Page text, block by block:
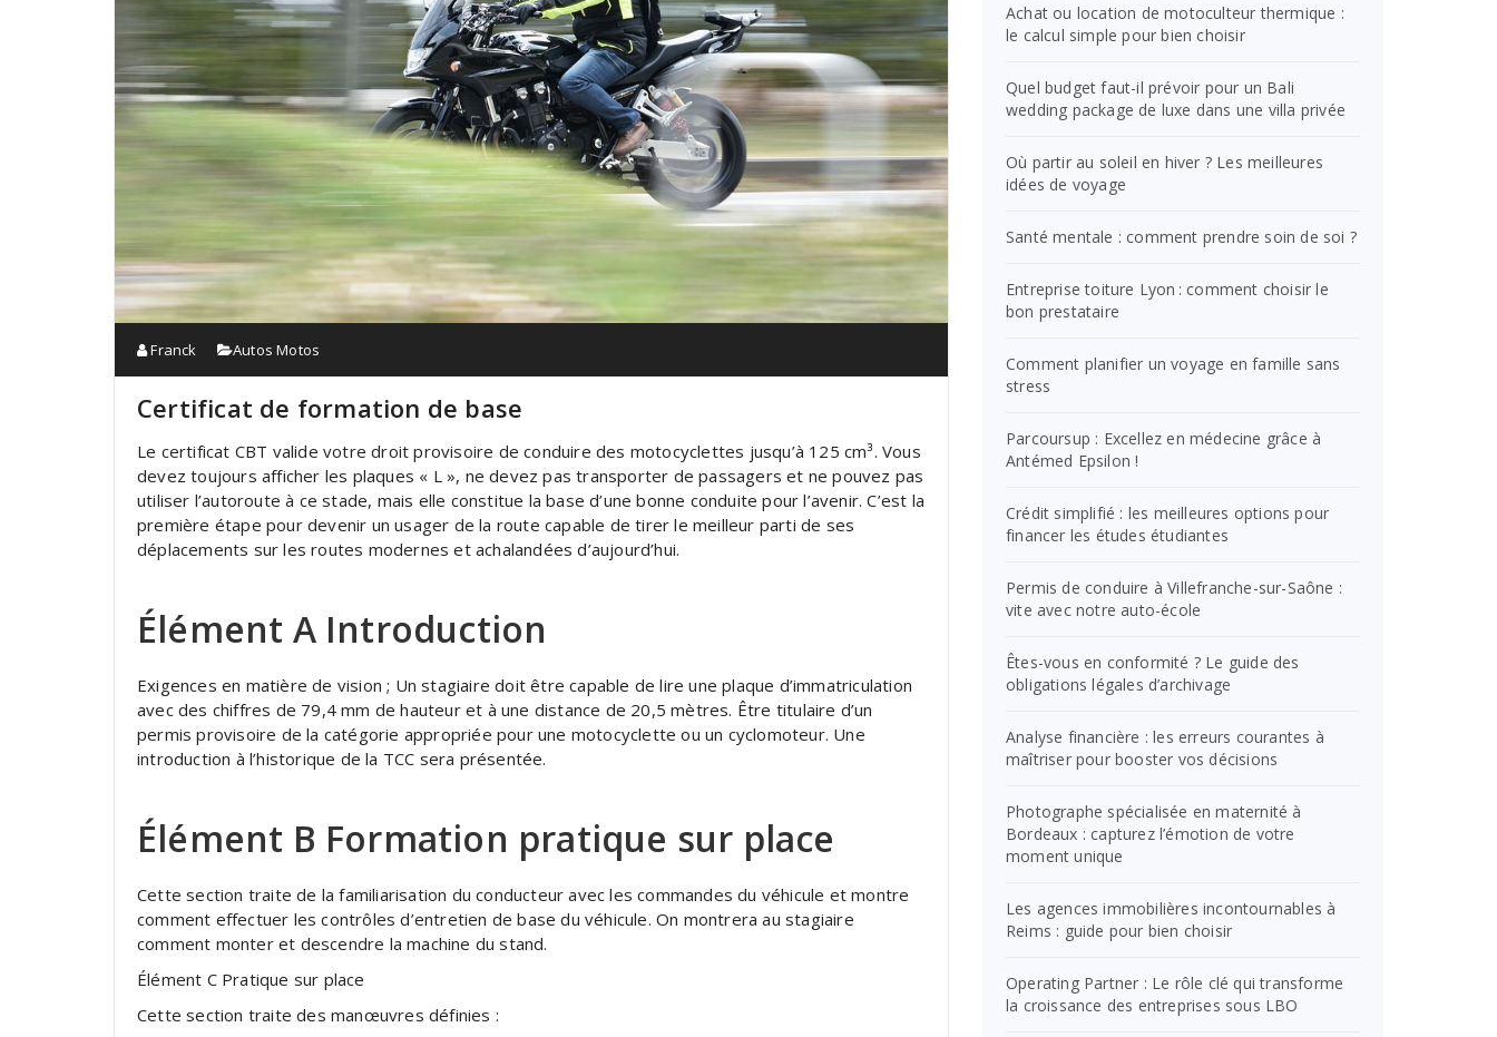
Franck Autos Motos
Certificat de formation de base
Le certificat CBT valide votre droit provisoire de conduire des motocyclettes jusqu’à 125 cm³. Vous
devez toujours afficher les plaques « L », ne devez pas transporter de passagers et ne pouvez pas
utiliser l’autoroute à ce stade, mais elle constitue la base d’une bonne conduite pour l’avenir. C’est la
première étape pour devenir un usager de la route capable de tirer le meilleur parti de ses
déplacements sur les routes modernes et achalandées d’aujourd’hui.
Élément A Introduction
Exigences en matière de vision ; Un stagiaire doit être capable de lire une plaque d’immatriculation
avec des chiffres de 79,4 mm de hauteur et à une distance de 20,5 mètres. Être titulaire d’un
permis provisoire de la catégorie appropriée pour une motocyclette ou un cyclomoteur. Une
introduction à l’historique de la TCC sera présentée.
Élément B Formation pratique sur place
Cette section traite de la familiarisation du conducteur avec les commandes du véhicule et montre
comment effectuer les contrôles d’entretien de base du véhicule. On montrera au stagiaire
comment monter et descendre la machine du stand.
Élément C Pratique sur place
Cette section traite des manœuvres définies :
Achat ou location de motoculteur thermique :
le calcul simple pour bien choisir
Quel budget faut-il prévoir pour un Bali
wedding package de luxe dans une villa privée
Où partir au soleil en hiver ? Les meilleures
idées de voyage
Santé mentale : comment prendre soin de soi ?
Entreprise toiture Lyon : comment choisir le
bon prestataire
Comment planifier un voyage en famille sans
stress
Parcoursup : Excellez en médecine grâce à
Antémed Epsilon !
Crédit simplifié : les meilleures options pour
financer les études étudiantes
Permis de conduire à Villefranche-sur-Saône :
vite avec notre auto-école
Êtes-vous en conformité ? Le guide des
obligations légales d’archivage
Analyse financière : les erreurs courantes à
maîtriser pour booster vos décisions
Photographe spécialisée en maternité à
Bordeaux : capturez l’émotion de votre
moment unique
Les agences immobilières incontournables à
Reims : guide pour bien choisir
Operating Partner : Le rôle clé qui transforme
la croissance des entreprises sous LBO